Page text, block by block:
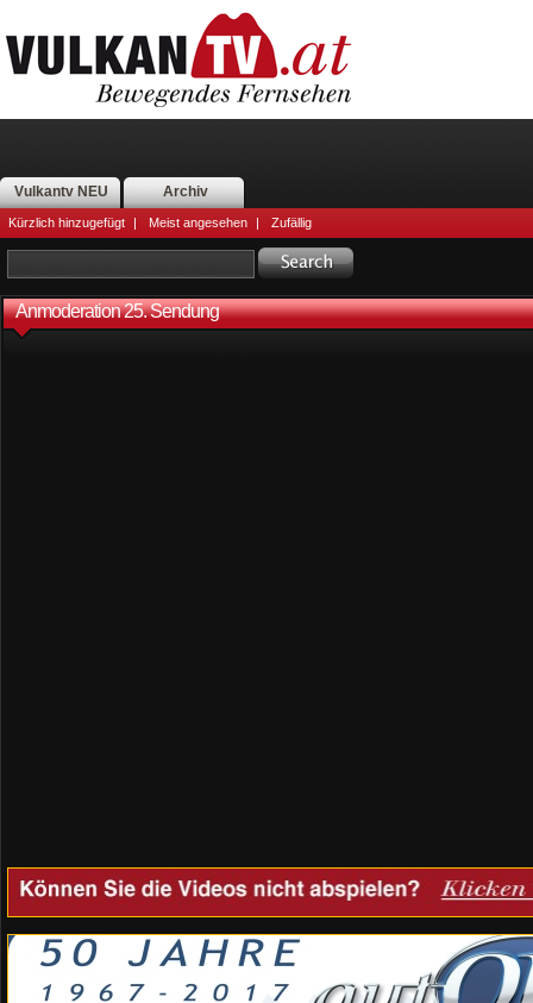
Vulkantv NEU Archiv
Kürzlich hinzugefügt | Meist angesehen | Zufällig
Anmoderation 25. Sendung